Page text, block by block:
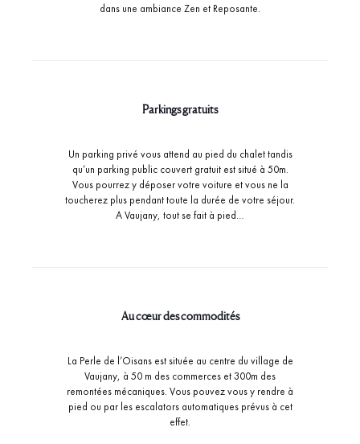
dans une ambiance Zen et Reposante.
Parkings gratuits
Un parking privé vous attend au pied du chalet tandis
qu’un parking public couvert gratuit est situé à 50m.
Vous pourrez y déposer votre voiture et vous ne la
toucherez plus pendant toute la durée de votre séjour.
A Vaujany, tout se fait à pied…
Au cœur des commodités
La Perle de l’Oisans est située au centre du village de
Vaujany, à 50 m des commerces et 300m des
remontées mécaniques. Vous pouvez vous y rendre à
pied ou par les escalators automatiques prévus à cet
effet.